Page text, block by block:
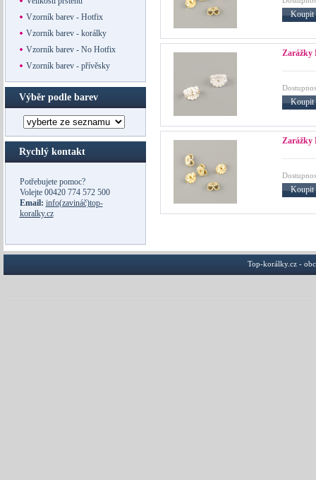
Vzorník barev - Hotfix
Vzorník barev - korálky
Vzorník barev - No Hotfix
Vzorník barev - přívěsky
Výběr podle barev
Rychlý kontakt
Potřebujete pomoc?
Volejte 00420 774 572 500
Email: info(zavináč)top-
koralky.cz
Koupit
Zarážky
Koupit
Zarážky
Koupit
Top-korálky.cz -